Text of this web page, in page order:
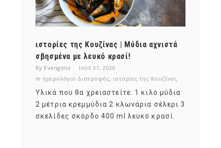
ιστορίες της Κουζίνας | Μύδια αχνιστά
σβησμένα με λευκό κρασί!
By Evangelia
Ιούλ 31, 2026
in ημερολόγιο Διατροφής, ιστορίες της Κουζίνας
Υλικά που θα χρειαστείτε: 1 κιλό μύδια
2 μέτρια κρεμμύδια 2 κλωνάρια σέλερι 3
σκελίδες σκόρδο 400 ml λευκό κρασί.